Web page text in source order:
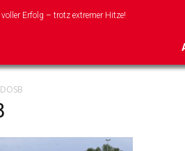
Erfolg – trotz extremer Hitze!
DOSB